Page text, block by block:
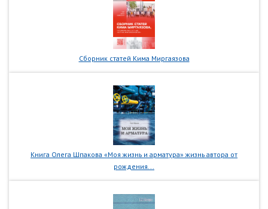
Сборник статей Кима Миргаязова
Книга Олега Шпакова «Моя жизнь и арматура» жизнь автора от
рождения...